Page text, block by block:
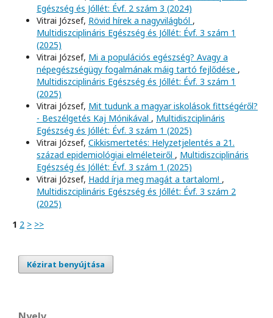
Egészség és Jóllét: Évf. 2 szám 3 (2024)
Vitrai József, Rövid hírek a nagyvilágból ,
Multidiszciplináris Egészség és Jóllét: Évf. 3 szám 1
(2025)
Vitrai József, Mi a populációs egészség? Avagy a
népegészségügy fogalmának máig tartó fejlődése ,
Multidiszciplináris Egészség és Jóllét: Évf. 3 szám 1
(2025)
Vitrai József, Mit tudunk a magyar iskolások fittségéről?
- Beszélgetés Kaj Mónikával , Multidiszciplináris
Egészség és Jóllét: Évf. 3 szám 1 (2025)
Vitrai József, Cikkismertetés: Helyzetjelentés a 21.
század epidemiológiai elméleteiről , Multidiszciplináris
Egészség és Jóllét: Évf. 3 szám 1 (2025)
Vitrai József, Hadd írja meg magát a tartalom! ,
Multidiszciplináris Egészség és Jóllét: Évf. 3 szám 2
(2025)
1 2 > >>
Kézirat benyújtása